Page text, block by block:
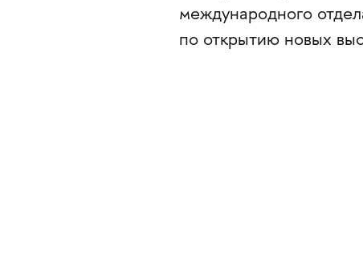
международного
по открытию новых